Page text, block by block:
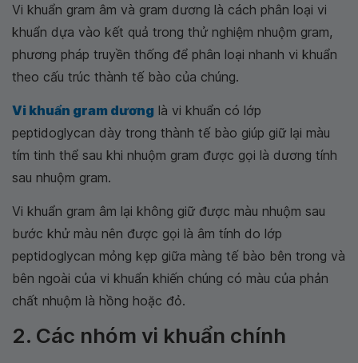
Vi khuẩn gram âm và gram dương là cách phân loại vi
khuẩn dựa vào kết quả trong thử nghiệm nhuộm gram,
phương pháp truyền thống để phân loại nhanh vi khuẩn
theo cấu trúc thành tế bào của chúng.
Vi khuẩn gram dương là vi khuẩn có lớp
peptidoglycan dày trong thành tế bào giúp giữ lại màu
tím tinh thể sau khi nhuộm gram được gọi là dương tính
sau nhuộm gram.
Vi khuẩn gram âm lại không giữ được màu nhuộm sau
bước khử màu nên được gọi là âm tính do lớp
peptidoglycan mỏng kẹp giữa màng tế bào bên trong và
bên ngoài của vi khuẩn khiến chúng có màu của phản
chất nhuộm là hồng hoặc đỏ.
2. Các nhóm vi khuẩn chính